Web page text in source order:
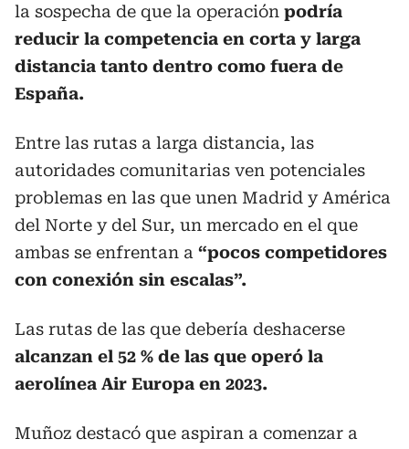
la sospecha de que la operación podría
reducir la competencia en corta y larga
distancia tanto dentro como fuera de
España.
Entre las rutas a larga distancia, las
autoridades comunitarias ven potenciales
problemas en las que unen Madrid y América
del Norte y del Sur, un mercado en el que
ambas se enfrentan a “pocos competidores
con conexión sin escalas”.
Las rutas de las que debería deshacerse
alcanzan el 52 % de las que operó la
aerolínea Air Europa en 2023.
Muñoz destacó que aspiran a comenzar a